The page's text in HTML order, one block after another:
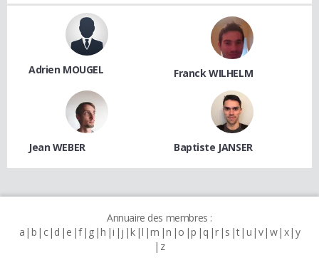
Adrien MOUGEL Franck WILHELM
Jean WEBER Baptiste JANSER
Annuaire des membres :
a b c d e f g h i j k l m n o p q r s t u v w x y
z